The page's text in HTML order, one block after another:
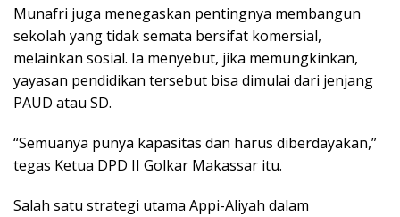
Munafri juga menegaskan pentingnya membangun
sekolah yang tidak semata bersifat komersial,
melainkan sosial. Ia menyebut, jika memungkinkan,
yayasan pendidikan tersebut bisa dimulai dari jenjang
PAUD atau SD.
“Semuanya punya kapasitas dan harus diberdayakan,”
tegas Ketua DPD II Golkar Makassar itu.
Salah satu strategi utama Appi-Aliyah dalam